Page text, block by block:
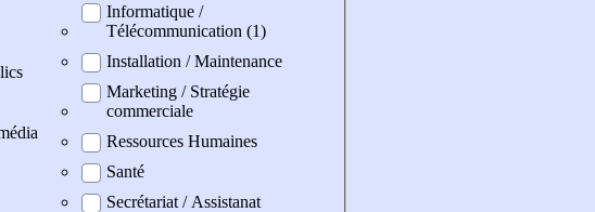
Informatique /
Télécommunication (1)
Installation / Maintenance
Marketing / Stratégie
commerciale
Ressources Humaines
Santé
Secrétariat / Assistanat